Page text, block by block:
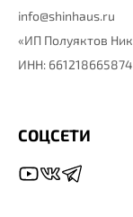
info@shinhaus.ru
«ИП Полуяктов
ИНН:
СОЦСЕТИ